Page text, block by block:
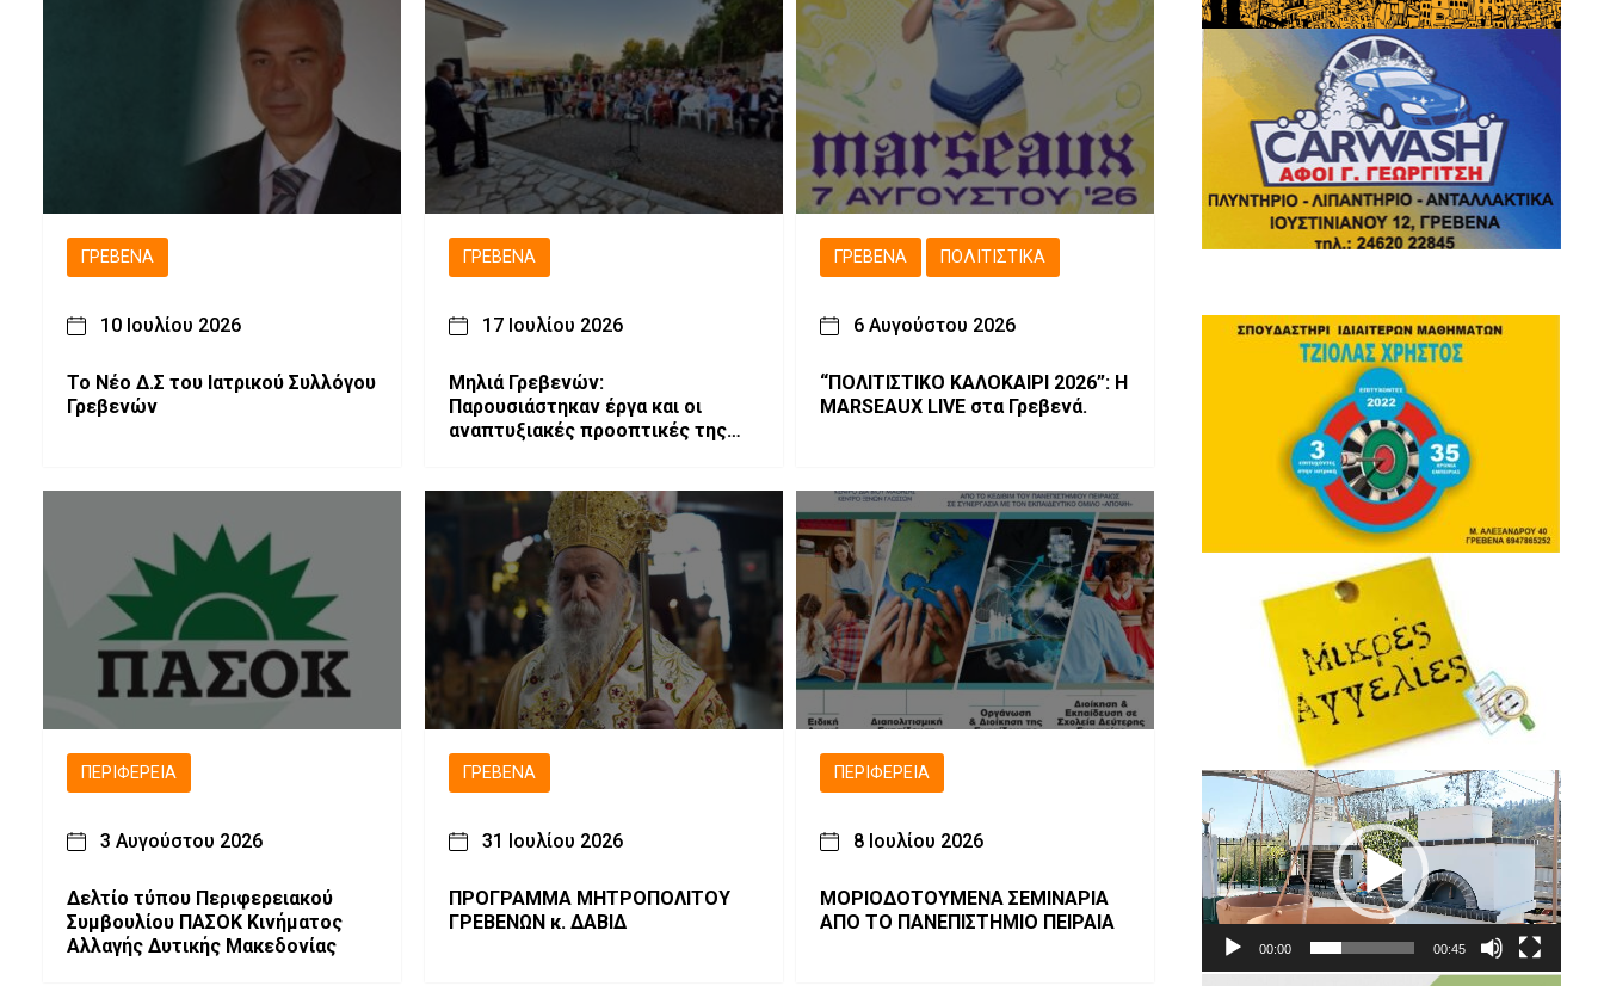
ΓΡΕΒΕΝΆ
10 Ιουλίου 2026
Το Νέο Δ.Σ του Ιατρικού Συλλόγου
Γρεβενών
ΓΡΕΒΕΝΆ
17 Ιουλίου 2026
Μηλιά Γρεβενών:
Παρουσιάστηκαν έργα και οι
αναπτυξιακές προοπτικές της
ΓΡΕΒΕΝΆ ΠΟΛΙΤΙΣΤΙΚΆ
6 Αυγούστου 2026
“ΠΟΛΙΤΙΣΤΙΚΟ ΚΑΛΟΚΑΙΡΙ 2026”: Η
MARSEAUX LIVE στα Γρεβενά.
ΠΕΡΙΦΈΡΕΙΑ
3 Αυγούστου 2026
Δελτίο τύπου Περιφερειακού
Συμβουλίου ΠΑΣΟΚ Κινήματος
Αλλαγής Δυτικής Μακεδονίας
ΓΡΕΒΕΝΆ
31 Ιουλίου 2026
ΠΡΟΓΡΑΜΜΑ ΜΗΤΡΟΠΟΛΙΤΟΥ
ΓΡΕΒΕΝΩΝ κ. ΔΑΒΙΔ
ΠΕΡΙΦΈΡΕΙΑ
8 Ιουλίου 2026
ΜΟΡΙΟΔΟΤΟΥΜΕΝΑ ΣΕΜΙΝΑΡΙΑ
ΑΠΟ ΤΟ ΠΑΝΕΠΙΣΤΗΜΙΟ ΠΕΙΡΑΙΑ
Πρόγραμμα
Αναπαραγωγής
Βίντεο
00:00 00:45